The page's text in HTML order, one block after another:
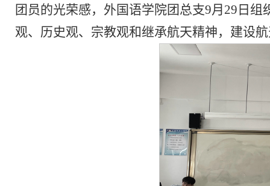
团员的光荣感，外国语学院团总支9月29日
观、历史观、宗教观和继承航天精神，建设